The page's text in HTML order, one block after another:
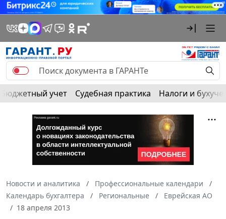
Бюджетный учет Судебная практика Налоги и
Новости и аналитика
Профессиональные календари
Календарь бухгалтера
Региональные
Еврейская АО
18 апреля 2013